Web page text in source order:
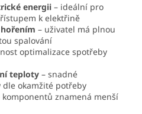
energii – ideální pro
k elektřině
– uživatel má plnou
spalování
optimalizace spotřeby
teploty – snadné
okamžité potřeby
komponentů znamená menší